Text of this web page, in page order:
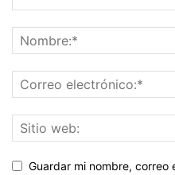
Guardar mi nombre,